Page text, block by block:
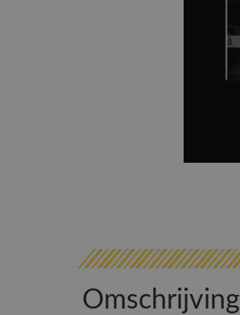
Omschrijving